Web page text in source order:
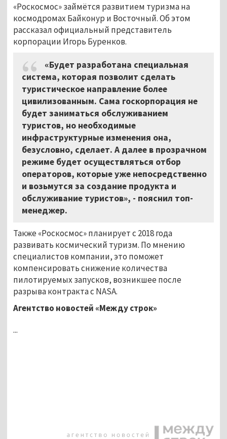
«Роскосмос» займётся развитием туризма на
космодромах Байконур и Восточный. Об этом
рассказал официальный представитель
корпорации Игорь Буренков.
«Будет разработана специальная
система, которая позволит сделать
туристическое направление более
цивилизованным. Сама госкорпорация не
будет заниматься обслуживанием
туристов, но необходимые
инфраструктурные изменения она,
безусловно, сделает. А далее в прозрачном
режиме будет осуществляться отбор
операторов, которые уже непосредственно
и возьмутся за создание продукта и
обслуживание туристов», - пояснил топ-
менеджер.
Также «Роскосмос» планирует с 2018 года
развивать космический туризм. По мнению
специалистов компании, это поможет
компенсировать снижение количества
пилотируемых запусков, возникшее после
разрыва контракта с NASA.
Агентство новостей «Между строк»
...